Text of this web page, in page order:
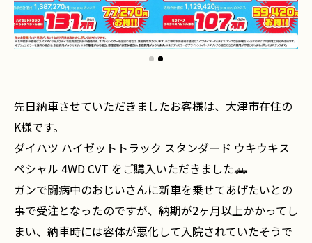
先日納車させていただきましたお客様は、大津市在住の
K様です。
ダイハツ ハイゼットトラック スタンダード ウキウキス
ペシャル 4WD CVT をご購入いただきました🛻
ガンで闘病中のおじいさんに新車を乗せてあげたいとの
事で受注となったのですが、納期が2ヶ月以上かかってし
まい、納車時には容体が悪化して入院されていたそうで